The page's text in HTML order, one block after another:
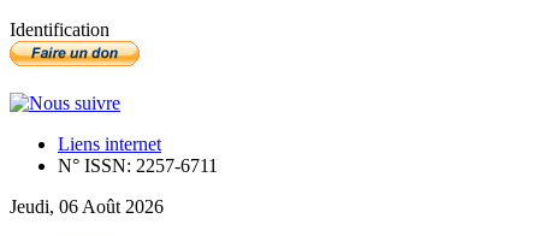
Identification
Liens internet
N° ISSN: 2257-6711
Jeudi, 06 Août 2026